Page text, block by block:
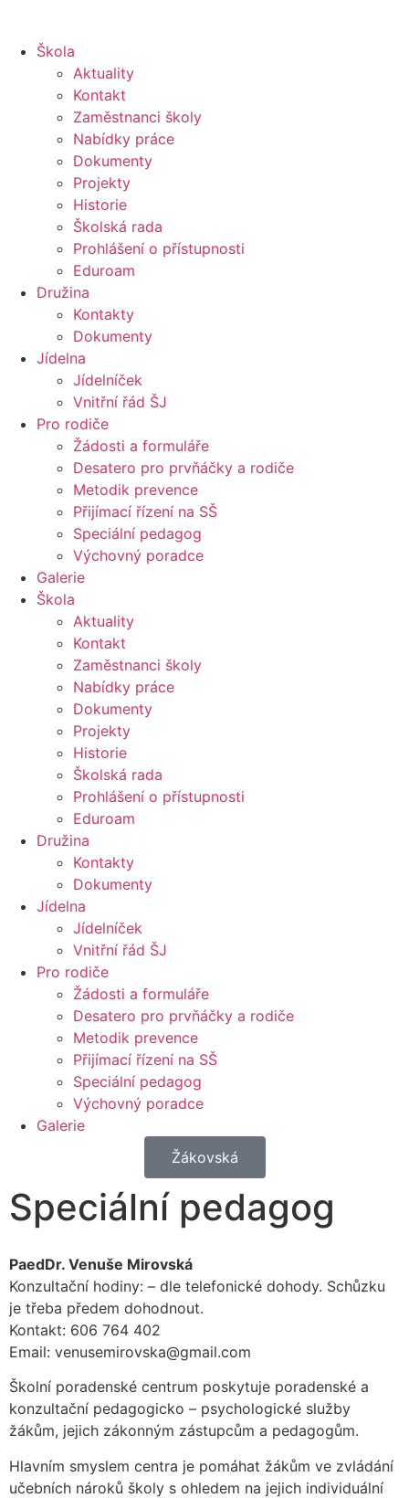
Škola
Aktuality
Kontakt
Zaměstnanci školy
Nabídky práce
Dokumenty
Projekty
Historie
Školská rada
Prohlášení o přístupnosti
Eduroam
Družina
Kontakty
Dokumenty
Jídelna
Jídelníček
Vnitřní řád ŠJ
Pro rodiče
Žádosti a formuláře
Desatero pro prvňáčky a rodiče
Metodik prevence
Přijímací řízení na SŠ
Speciální pedagog
Výchovný poradce
Galerie
Škola
Aktuality
Kontakt
Zaměstnanci školy
Nabídky práce
Dokumenty
Projekty
Historie
Školská rada
Prohlášení o přístupnosti
Eduroam
Družina
Kontakty
Dokumenty
Jídelna
Jídelníček
Vnitřní řád ŠJ
Pro rodiče
Žádosti a formuláře
Desatero pro prvňáčky a rodiče
Metodik prevence
Přijímací řízení na SŠ
Speciální pedagog
Výchovný poradce
Galerie
Žákovská
Speciální pedagog
PaedDr. Venuše Mirovská
Konzultační hodiny: – dle telefonické dohody. Schůzku
je třeba předem dohodnout.
Kontakt: 606 764 402
Email: venusemirovska@gmail.com
Školní poradenské centrum poskytuje poradenské a
konzultační pedagogicko – psychologické služby
žákům, jejich zákonným zástupcům a pedagogům.
Hlavním smyslem centra je pomáhat žákům ve zvládání
učebních nároků školy s ohledem na jejich individuální